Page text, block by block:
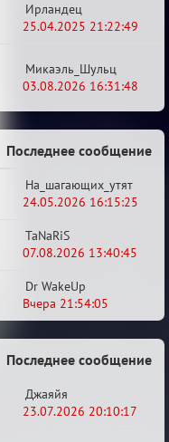
Ирландец
25.04.2025 21:22:49
Микаэль_Шульц
03.08.2026 16:31:48
Последнее сообщение
На_шагающих_утят
24.05.2026 16:15:25
TaNaRiS
07.08.2026 13:40:45
Dr WakeUp
Вчера 21:54:05
Последнее сообщение
Джаяйя
23.07.2026 20:10:17